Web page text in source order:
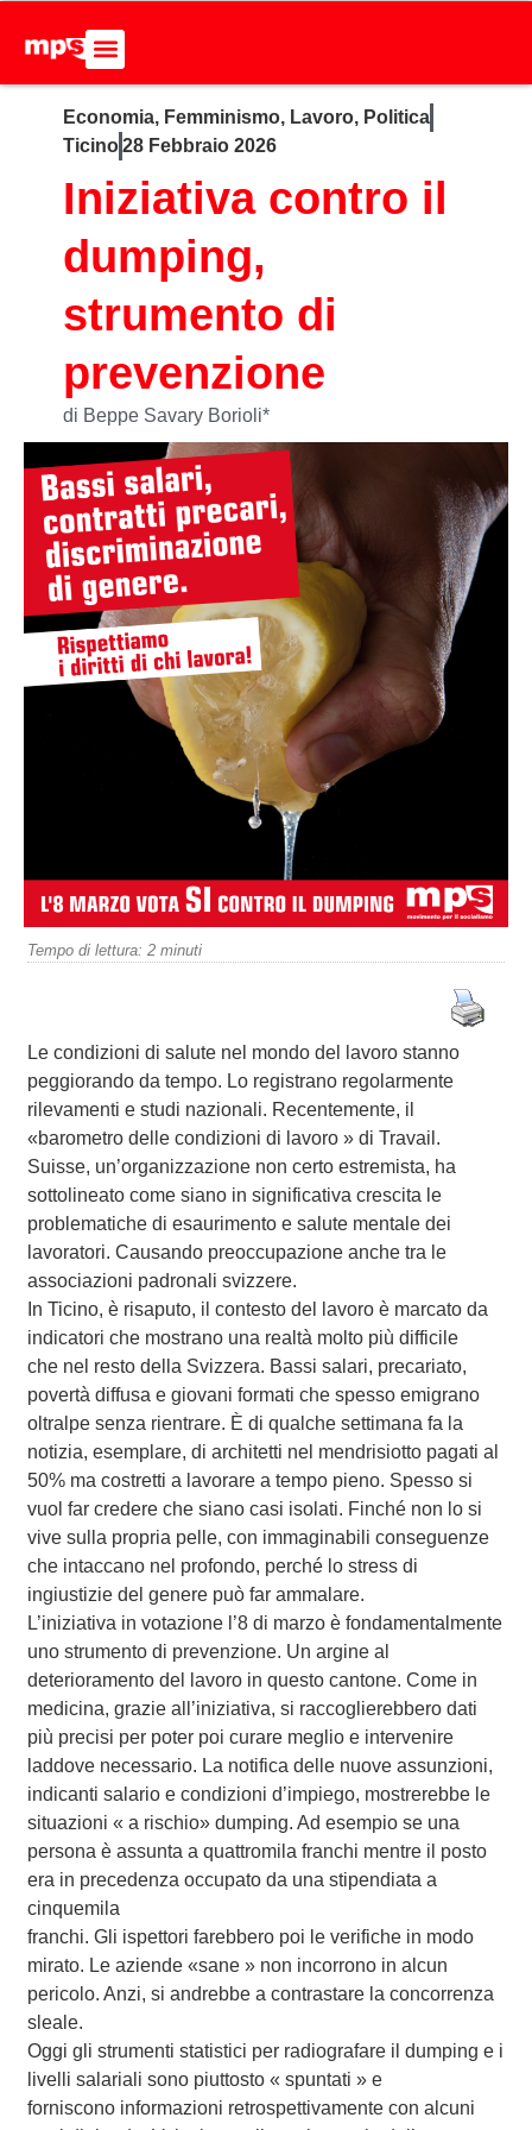
Economia, Femminismo, Lavoro, Politica
Ticino28 Febbraio 2026
Iniziativa contro il
dumping,
strumento di
prevenzione
di Beppe Savary Borioli*
Tempo di lettura: 2 minuti
Le condizioni di salute nel mondo del lavoro stanno
peggiorando da tempo. Lo registrano regolarmente
rilevamenti e studi nazionali. Recentemente, il
«barometro delle condizioni di lavoro » di Travail.
Suisse, un’organizzazione non certo estremista, ha
sottolineato come siano in significativa crescita le
problematiche di esaurimento e salute mentale dei
lavoratori. Causando preoccupazione anche tra le
associazioni padronali svizzere.
In Ticino, è risaputo, il contesto del lavoro è marcato da
indicatori che mostrano una realtà molto più difficile
che nel resto della Svizzera. Bassi salari, precariato,
povertà diffusa e giovani formati che spesso emigrano
oltralpe senza rientrare. È di qualche settimana fa la
notizia, esemplare, di architetti nel mendrisiotto pagati al
50% ma costretti a lavorare a tempo pieno. Spesso si
vuol far credere che siano casi isolati. Finché non lo si
vive sulla propria pelle, con immaginabili conseguenze
che intaccano nel profondo, perché lo stress di
ingiustizie del genere può far ammalare.
L’iniziativa in votazione l’8 di marzo è fondamentalmente
uno strumento di prevenzione. Un argine al
deterioramento del lavoro in questo cantone. Come in
medicina, grazie all’iniziativa, si raccoglierebbero dati
più precisi per poter poi curare meglio e intervenire
laddove necessario. La notifica delle nuove assunzioni,
indicanti salario e condizioni d’impiego, mostrerebbe le
situazioni « a rischio» dumping. Ad esempio se una
persona è assunta a quattromila franchi mentre il posto
era in precedenza occupato da una stipendiata a
cinquemila
franchi. Gli ispettori farebbero poi le verifiche in modo
mirato. Le aziende «sane » non incorrono in alcun
pericolo. Anzi, si andrebbe a contrastare la concorrenza
sleale.
Oggi gli strumenti statistici per radiografare il dumping e i
livelli salariali sono piuttosto « spuntati » e
forniscono informazioni retrospettivamente con alcuni